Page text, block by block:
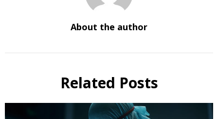
About the author
Related Posts